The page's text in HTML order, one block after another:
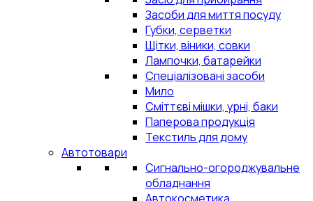
Засоби для миття посуду
Губки, серветки
Щітки, віники, совки
Лампочки, батарейки
Спеціалізовані засоби
Мило
Сміттєві мішки, урні, баки
Паперова продукція
Текстиль для дому
Автотовари
Сигнально-огороджувальне
обладнання